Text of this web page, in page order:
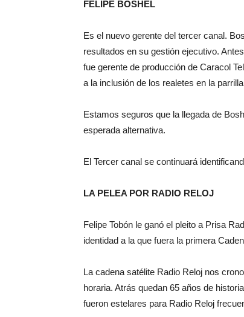
FELIPE BOSHEL
Es el nuevo gerente del tercer canal.
resultados en su gestión ejecutivo.
fue gerente de producción de Caracol
a la inclusión de los realetes en la
Estamos seguros que la llegada de
esperada alternativa.
El Tercer canal se continuará
LA PELEA POR RADIO RELOJ
Felipe Tobón le ganó el pleito a Prisa
identidad a la que fuera la primera
La cadena satélite Radio Reloj nos
horaria. Atrás quedan 65 años de
fueron estelares para Radio Reloj